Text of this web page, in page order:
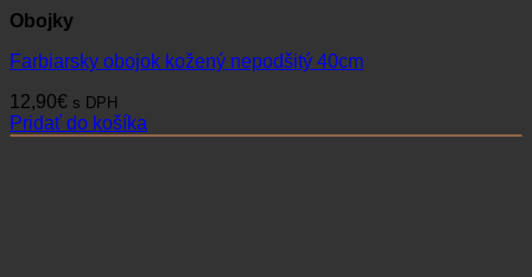
Obojky
Farbiarsky obojok kožený nepodšitý 40cm
12,90€ s DPH
Pridať do košíka